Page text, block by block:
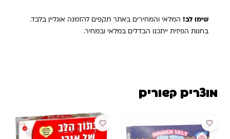
שימו לב! המלאי והמחירים באתר תקפים להזמנה אונליין בלבד.
בחנות הפיזית ייתכנו הבדלים במלאי ובמחיר.
מוצרים קשורים
מבצע